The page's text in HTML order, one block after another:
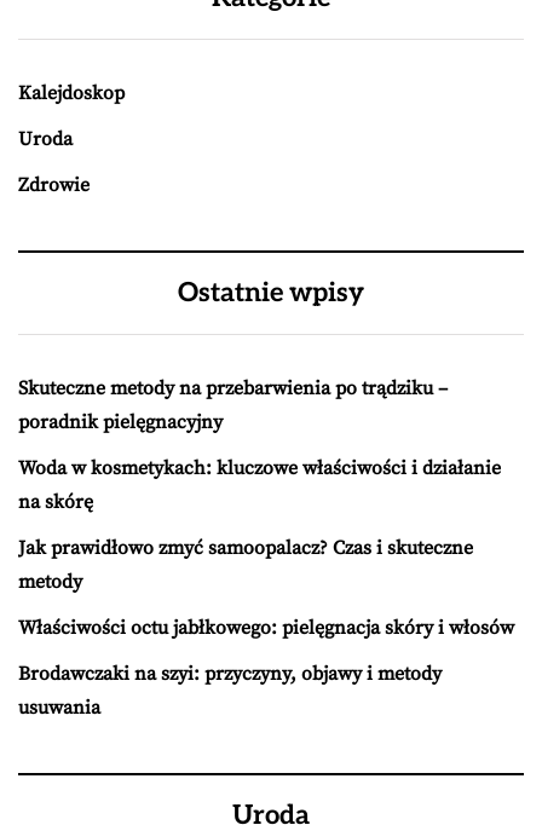
Kalejdoskop
Uroda
Zdrowie
Ostatnie wpisy
Skuteczne metody na przebarwienia po trądziku –
poradnik pielęgnacyjny
Woda w kosmetykach: kluczowe właściwości i działanie
na skórę
Jak prawidłowo zmyć samoopalacz? Czas i skuteczne
metody
Właściwości octu jabłkowego: pielęgnacja skóry i włosów
Brodawczaki na szyi: przyczyny, objawy i metody
usuwania
Uroda